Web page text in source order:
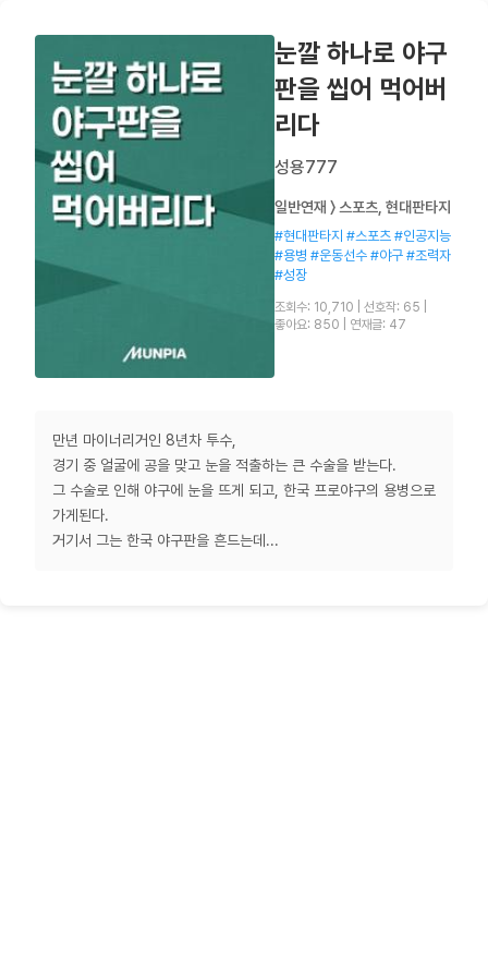
눈깔 하나로 야구
판을 씹어 먹어버
리다
성용777
일반연재 〉 스포츠, 현대판타지
#현대판타지 #스포츠 #인공지능
#용병 #운동선수 #야구 #조력자
#성장
조회수: 10,710 선호작: 65
좋아요: 850
연재글: 47
만년 마이너리거인 8년차 투수,
경기 중 얼굴에 공을 맞고 눈을 적출하는 큰 수술을 받는다.
그 수술로 인해 야구에 눈을 뜨게 되고, 한국 프로야구의 용병으로
가게된다.
거기서 그는 한국 야구판을 흔드는데...